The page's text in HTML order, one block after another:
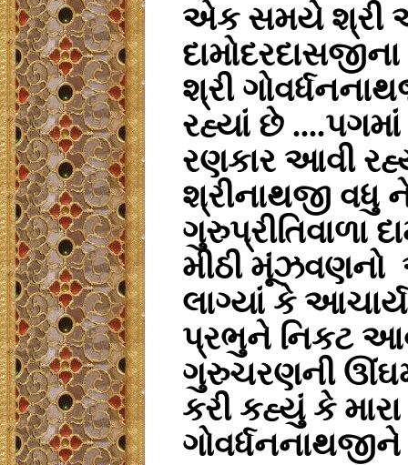
એક સમયે શ્રી
શ્રી
રહ્યાં છે
રણકાર આવી
શ્રીનાથજી વધુ
ગુરુપ્રીતિવાળા
મીઠી મૂંઝવણનો
લાગ્યાં કે
પ્રભુને નિકટ
ગુરુચરણની
કરી કહ્યું કે
ગોવર્ધનનાથજીને